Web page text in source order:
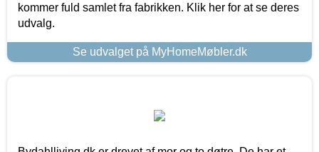
kommer fuld samlet fra fabrikken. Klik her for at se deres
udvalg.
Se udvalget på MyHomeMøbler.dk